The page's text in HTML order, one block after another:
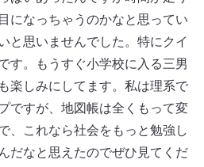
になっちゃうのかなと思ってい
と思いませんでした。特にクイ
す。もうすぐ小学校に入る三男
楽しみにしてます。私は理系で
ですが、地図帳は全くもって変
、これなら社会をもっと勉強し
だなと思えたのでぜひ見てくだ